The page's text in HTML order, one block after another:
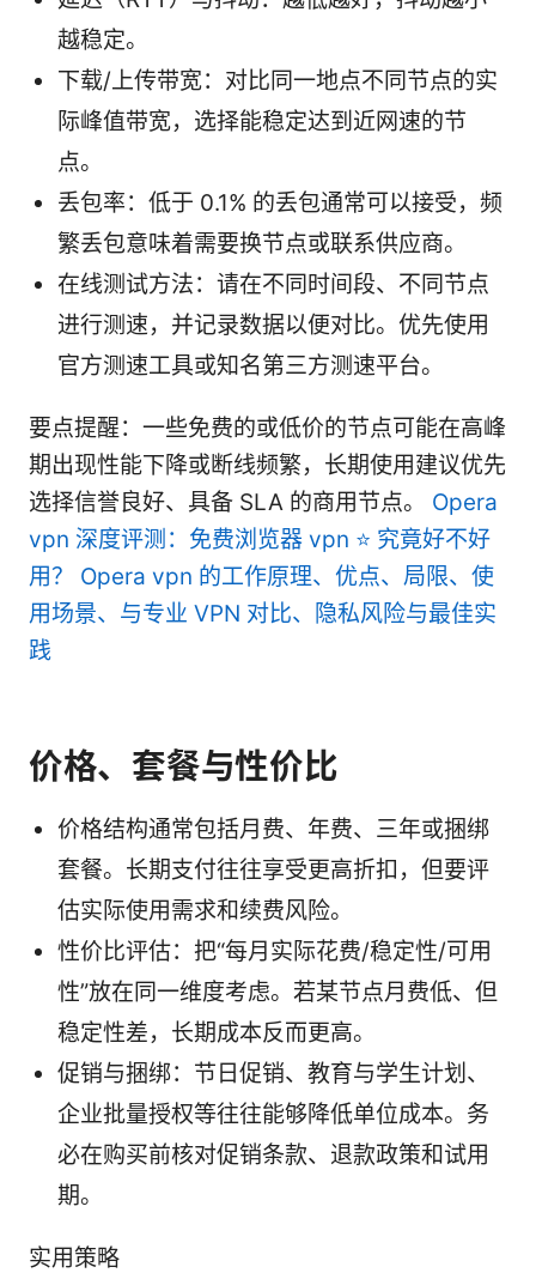
越稳定。
下载/上传带宽：对比同一地点不同节点的实
际峰值带宽，选择能稳定达到近网速的节
点。
丢包率：低于 0.1% 的丢包通常可以接受，频
繁丢包意味着需要换节点或联系供应商。
在线测试方法：请在不同时间段、不同节点
进行测速，并记录数据以便对比。优先使用
官方测速工具或知名第三方测速平台。
要点提醒：一些免费的或低价的节点可能在高峰
期出现性能下降或断线频繁，长期使用建议优先
选择信誉良好、具备 SLA 的商用节点。 Opera
vpn 深度评测：免费浏览器 vpn ⭐ 究竟好不好
用？ Opera vpn 的工作原理、优点、局限、使
用场景、与专业 VPN 对比、隐私风险与最佳实
践
价格、套餐与性价比
价格结构通常包括月费、年费、三年或捆绑
套餐。长期支付往往享受更高折扣，但要评
估实际使用需求和续费风险。
性价比评估：把“每月实际花费/稳定性/可用
性”放在同一维度考虑。若某节点月费低、但
稳定性差，长期成本反而更高。
促销与捆绑：节日促销、教育与学生计划、
企业批量授权等往往能够降低单位成本。务
必在购买前核对促销条款、退款政策和试用
期。
实用策略